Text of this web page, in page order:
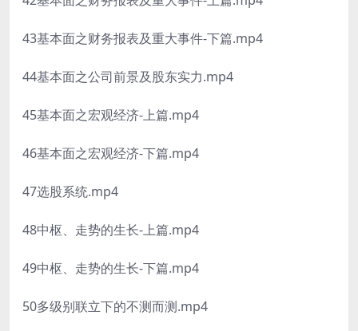
43基本面之财务报表及重大事件-下篇.mp4
44基本面之公司前景及股东实力.mp4
45基本面之宏观经济-上篇.mp4
46基本面之宏观经济-下篇.mp4
47选股系统.mp4
48中枢、走势的生长-上篇.mp4
49中枢、走势的生长-下篇.mp4
50多级别联立下的不测而测.mp4